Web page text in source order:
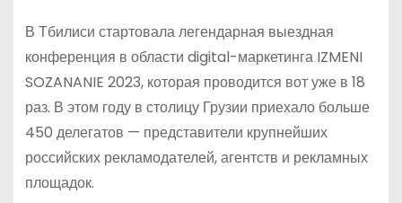
В Тбилиси стартовала легендарная выездная
конференция в области digital-маркетинга IZMENI
SOZANANIE 2023, которая проводится вот уже в 18
раз. В этом году в столицу Грузии приехало больше
450 делегатов — представители крупнейших
российских рекламодателей, агентств и рекламных
площадок.